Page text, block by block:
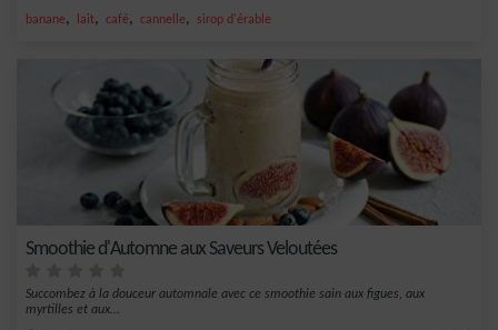
banane, lait, café, cannelle, sirop d'érable
Smoothie d'Automne aux Saveurs Veloutées
Succombez à la douceur automnale avec ce smoothie sain aux figues, aux
myrtilles et aux...